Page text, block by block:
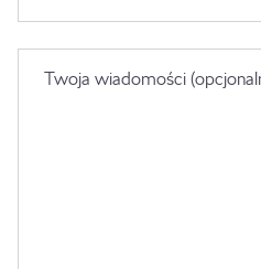
Twoja wiadomości